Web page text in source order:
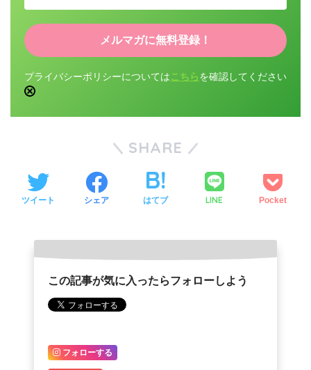
プライバシーポリシーについては こちら を確認してください
SHARE
ツイート シェア はてブ LINE Pocket
この記事が気に入ったらフォローしよう
フォローする